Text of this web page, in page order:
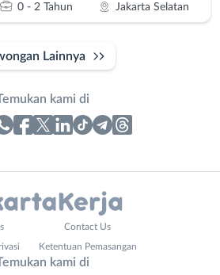
0 - 2 Tahun Jakarta Selatan
Lainnya
kami di
Contact Us
Ketentuan Pemasangan
kami di